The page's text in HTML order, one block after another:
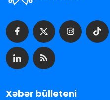
Xəbər bülleteni